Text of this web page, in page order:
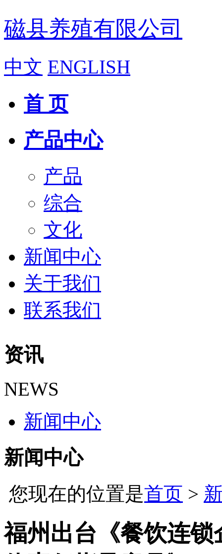
磁县养殖有限公司
中文 ENGLISH
首 页
产品中心
产品
综合
文化
新闻中心
关于我们
联系我们
资讯
NEWS
新闻中心
新闻中心
您现在的位置是首页 >
福州出台《餐饮连